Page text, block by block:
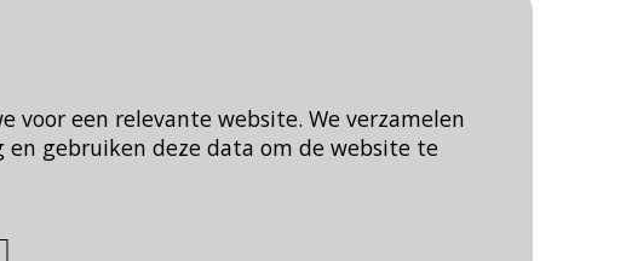
voor een relevante website. We verzamelen
gebruiken deze data om de website te